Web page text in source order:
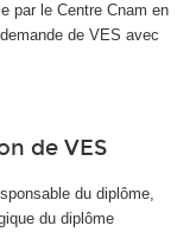
par le Centre Cnam en
de VES avec
de VES
du diplôme,
du diplôme